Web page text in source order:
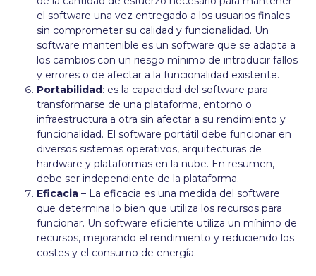
el software una vez entregado a los usuarios finales
sin comprometer su calidad y funcionalidad. Un
software mantenible es un software que se adapta a
los cambios con un riesgo mínimo de introducir fallos
y errores o de afectar a la funcionalidad existente.
Portabilidad: es la capacidad del software para
transformarse de una plataforma, entorno o
infraestructura a otra sin afectar a su rendimiento y
funcionalidad. El software portátil debe funcionar en
diversos sistemas operativos, arquitecturas de
hardware y plataformas en la nube. En resumen,
debe ser independiente de la plataforma.
Eficacia– La eficacia es una medida del software
que determina lo bien que utiliza los recursos para
funcionar. Un software eficiente utiliza un mínimo de
recursos, mejorando el rendimiento y reduciendo los
costes y el consumo de energía.